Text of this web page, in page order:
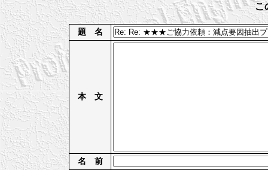
こ
題 名
本 文
名 前